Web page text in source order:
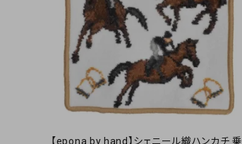
【epona by hand】シェニール織ハンカチ 乗